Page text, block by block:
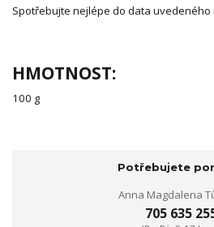
Spotřebujte nejlépe do data uvedeného
HMOTNOST:
100 g
Potřebujete
Anna Magdalena
705 635